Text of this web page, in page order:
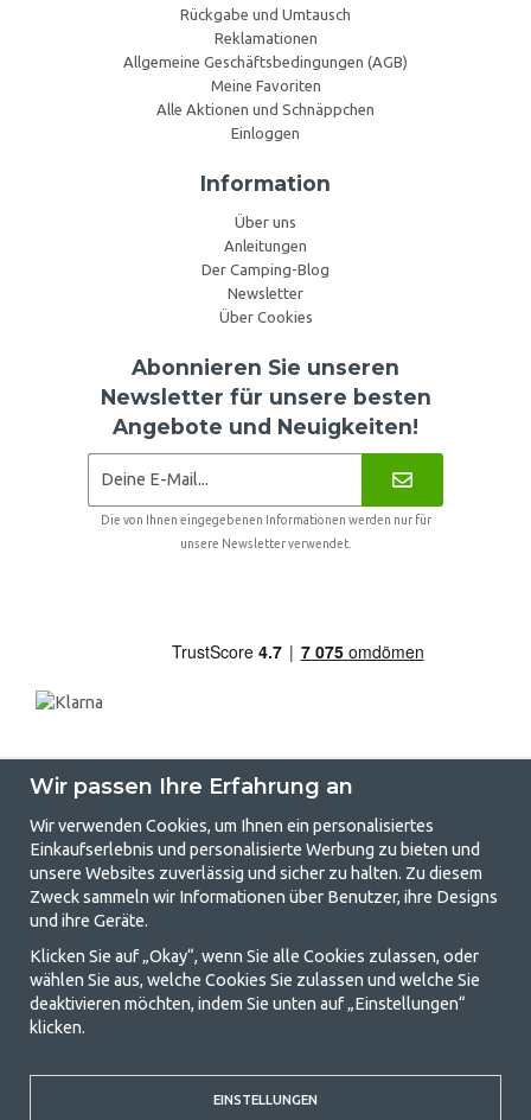
Rückgabe und Umtausch
Reklamationen
Allgemeine Geschäftsbedingungen (AGB)
Meine Favoriten
Alle Aktionen und Schnäppchen
Einloggen
Information
Über uns
Anleitungen
Der Camping-Blog
Newsletter
Über Cookies
Abonnieren Sie unseren
Newsletter für unsere besten
Angebote und Neuigkeiten!
Die von Ihnen eingegebenen Informationen werden nur für
unsere Newsletter verwendet.
GetCamping.de - Ihr Geschäft für
Camping und Outdoor-Leben
Camping kann entweder ein Lebensstil sein oder eine Möglichkeit, die
Familie für ein gemeinsames Abenteuer zusammenzubringen. Egal, zu
welcher Kategorie Sie gehören, bei uns finden Sie alles, was Sie an
Campingzubehör benötigen. Wir finden, dass Camping für alle
Familienzelte, Wohnwagenvorzelte und alle anderen Ausrüstungen für
Camping und Outdoor-Aktivitäten. Unser Ziel ist es, in jeder Preisklasse
Wir passen Ihre Erfahrung an
Wir verwenden Cookies, um Ihnen ein personalisiertes
Einkaufserlebnis und personalisierte Werbung zu bieten und
unsere Websites zuverlässig und sicher zu halten. Zu diesem
Zweck sammeln wir Informationen über Benutzer, ihre Designs
und ihre Geräte.
Klicken Sie auf „Okay“, wenn Sie alle Cookies zulassen, oder
wählen Sie aus, welche Cookies Sie zulassen und welche Sie
deaktivieren möchten, indem Sie unten auf „Einstellungen“
klicken.
EINSTELLUNGEN